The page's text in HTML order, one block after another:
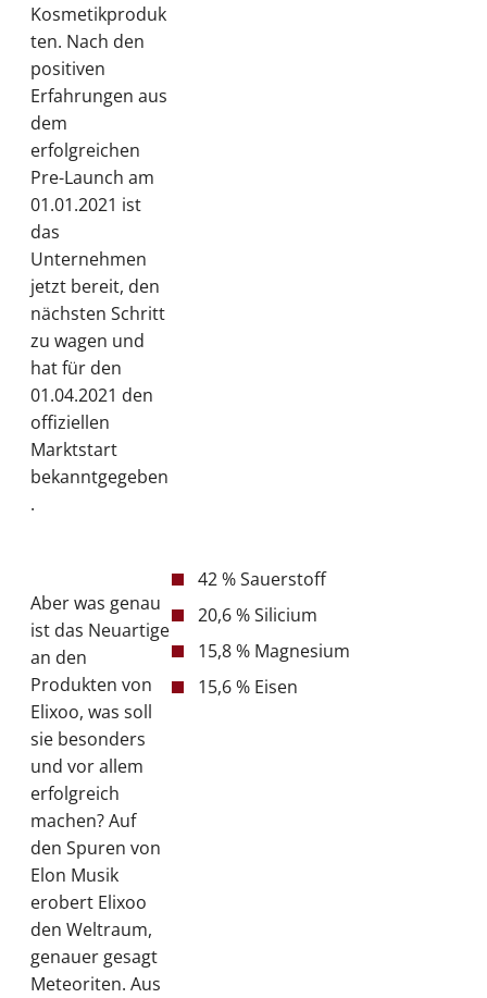
Kosmetikproduk
ten. Nach den
positiven
Erfahrungen aus
dem
erfolgreichen
Pre-Launch am
01.01.2021 ist
das
Unternehmen
jetzt bereit, den
nächsten Schritt
zu wagen und
hat für den
01.04.2021 den
offiziellen
Marktstart
bekanntgegeben
.
Aber was genau
ist das Neuartige
an den
Produkten von
Elixoo, was soll
sie besonders
und vor allem
erfolgreich
machen? Auf
den Spuren von
Elon Musik
erobert Elixoo
den Weltraum,
genauer gesagt
Meteoriten. Aus
42 % Sauerstoff
20,6 % Silicium
15,8 % Magnesium
15,6 % Eisen